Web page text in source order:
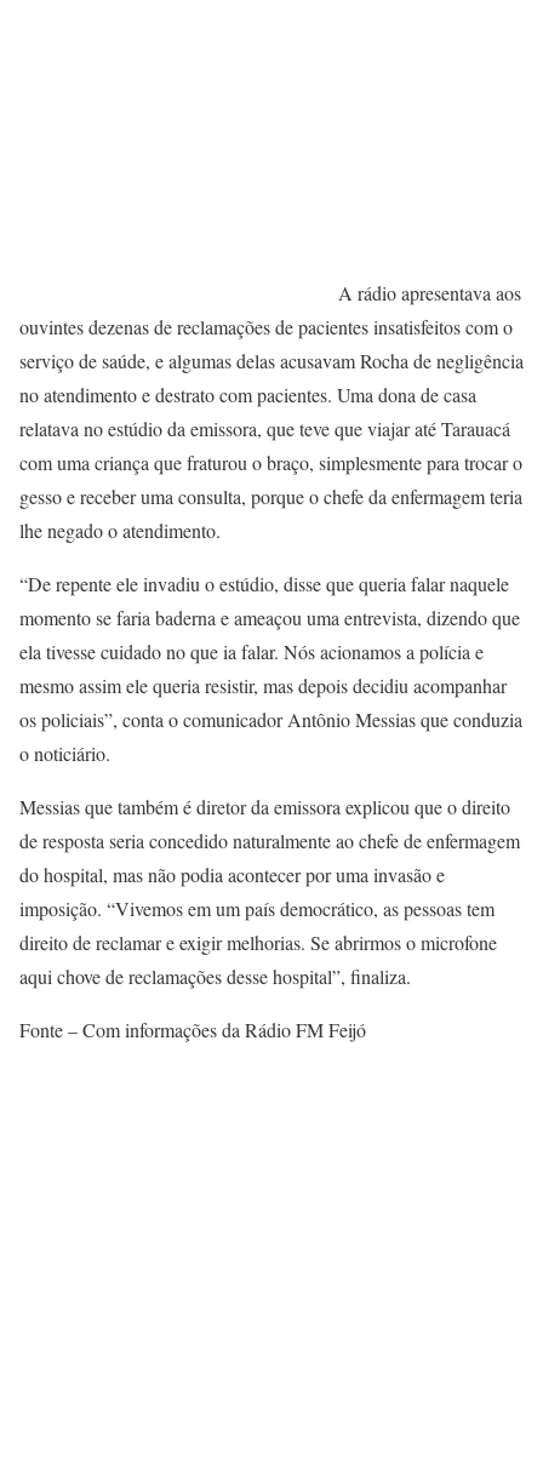
A rádio apresentava aos
ouvintes dezenas de reclamações de pacientes insatisfeitos com o
serviço de saúde, e algumas delas acusavam Rocha de negligência
no atendimento e destrato com pacientes. Uma dona de casa
relatava no estúdio da emissora, que teve que viajar até Tarauacá
com uma criança que fraturou o braço, simplesmente para trocar o
gesso e receber uma consulta, porque o chefe da enfermagem teria
lhe negado o atendimento.
“De repente ele invadiu o estúdio, disse que queria falar naquele
momento se faria baderna e ameaçou uma entrevista, dizendo que
ela tivesse cuidado no que ia falar. Nós acionamos a polícia e
mesmo assim ele queria resistir, mas depois decidiu acompanhar
os policiais”, conta o comunicador Antônio Messias que conduzia
o noticiário.
Messias que também é diretor da emissora explicou que o direito
de resposta seria concedido naturalmente ao chefe de enfermagem
do hospital, mas não podia acontecer por uma invasão e
imposição. “Vivemos em um país democrático, as pessoas tem
direito de reclamar e exigir melhorias. Se abrirmos o microfone
aqui chove de reclamações desse hospital”, finaliza.
Fonte – Com informações da Rádio FM Feijó